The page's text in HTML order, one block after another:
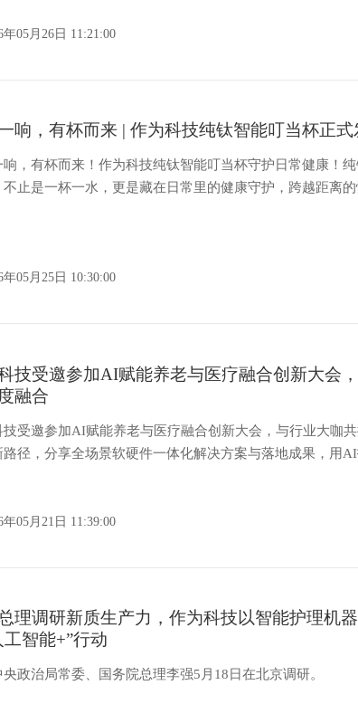
年05月26日 11:21:00
响，有杯而来 | 作为科技纯钛智能叮当杯正式
响，有杯而来！作为科技纯钛智能叮当杯守护日常健康！
不止是一杯一水，更是藏在日常里的健康守护，跨越距离
年05月25日 10:30:00
技受邀参加AI赋能养老与医疗融合创新大会
融合
技受邀参加AI赋能养老与医疗融合创新大会，与行业大咖
路径，分享全场景软硬件一体化解决方案与落地成果，用
年05月21日 11:39:00
理调研新质生产力，作为科技以智能护理机
工智能+”行动
政治局常委、国务院总理李强5月18日在北京调研。